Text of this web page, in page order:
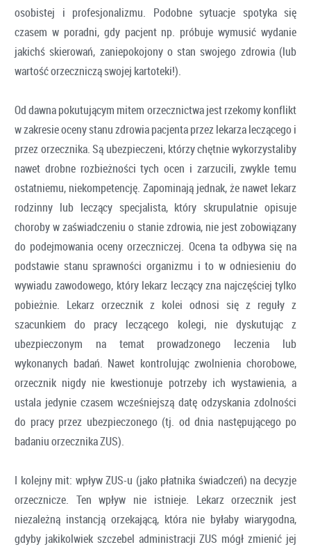
osobistej i profesjonalizmu. Podobne sytuacje spotyka się
czasem w poradni, gdy pacjent np. próbuje wymusić wydanie
jakichś skierowań, zaniepokojony o stan swojego zdrowia (lub
wartość orzeczniczą swojej kartoteki!).
Od dawna pokutującym mitem orzecznictwa jest rzekomy konflikt
w zakresie oceny stanu zdrowia pacjenta przez lekarza leczącego i
przez orzecznika. Są ubezpieczeni, którzy chętnie wykorzystaliby
nawet drobne rozbieżności tych ocen i zarzucili, zwykle temu
ostatniemu, niekompetencję. Zapominają jednak, że nawet lekarz
rodzinny lub leczący specjalista, który skrupulatnie opisuje
choroby w zaświadczeniu o stanie zdrowia, nie jest zobowiązany
do podejmowania oceny orzeczniczej. Ocena ta odbywa się na
podstawie stanu sprawności organizmu i to w odniesieniu do
wywiadu zawodowego, który lekarz leczący zna najczęściej tylko
pobieżnie. Lekarz orzecznik z kolei odnosi się z reguły z
szacunkiem do pracy leczącego kolegi, nie dyskutując z
ubezpieczonym na temat prowadzonego leczenia lub
wykonanych badań. Nawet kontrolując zwolnienia chorobowe,
orzecznik nigdy nie kwestionuje potrzeby ich wystawienia, a
ustala jedynie czasem wcześniejszą datę odzyskania zdolności
do pracy przez ubezpieczonego (tj. od dnia następującego po
badaniu orzecznika ZUS).
I kolejny mit: wpływ ZUS-u (jako płatnika świadczeń) na decyzje
orzecznicze. Ten wpływ nie istnieje. Lekarz orzecznik jest
niezależną instancją orzekającą, która nie byłaby wiarygodna,
gdyby jakikolwiek szczebel administracji ZUS mógł zmienić jej